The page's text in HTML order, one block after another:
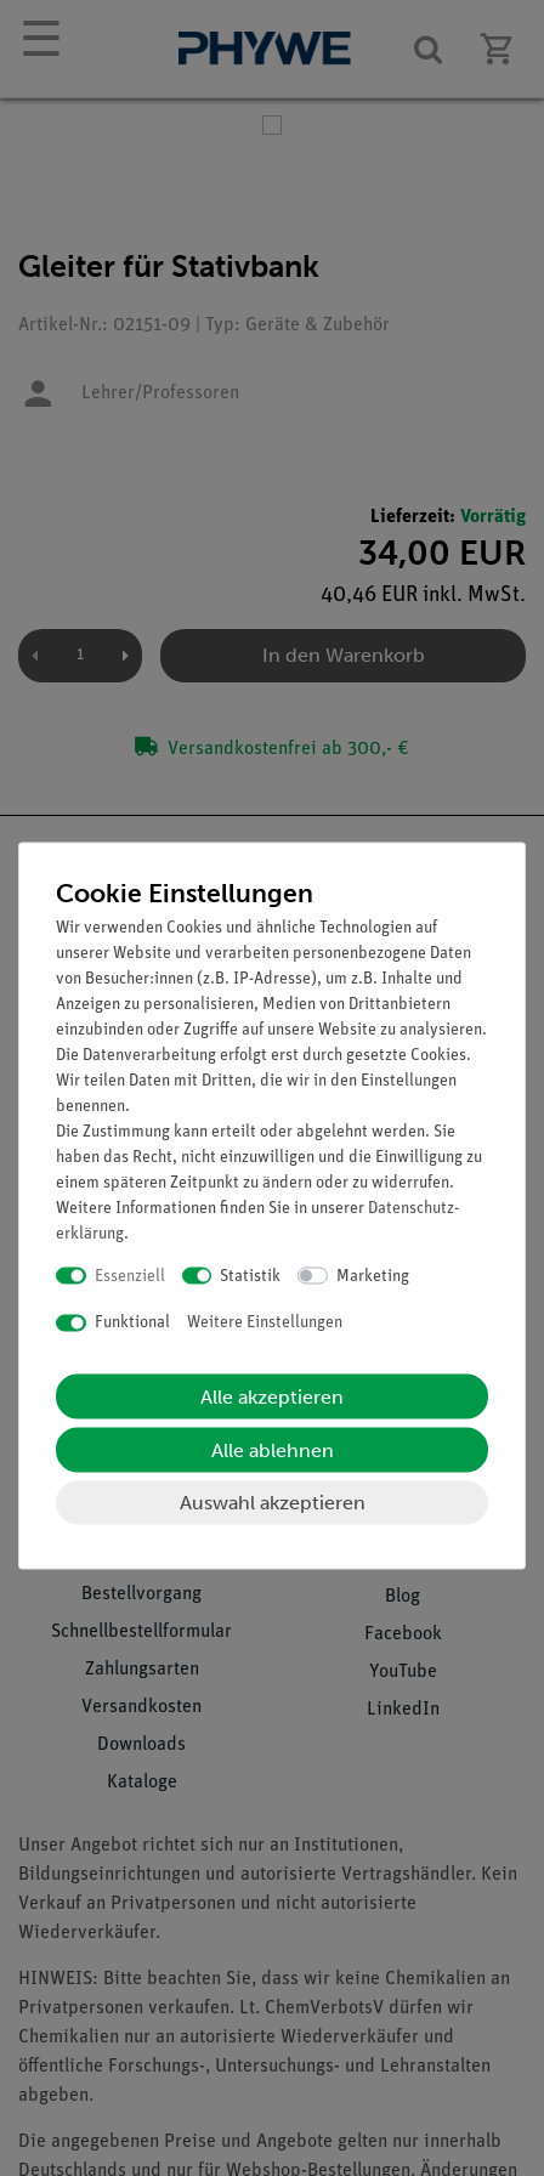
☰
Gleiter für Stativbank
Artikel-Nr.: 02151-09 | Typ: Geräte & Zubehör
Lehrer/Professoren
Lieferzeit: Vorrätig
34,00 EUR
40,46 EUR inkl. MwSt.
In den Warenkorb
Versandkostenfrei ab 300,- €
Nach oben
Informationen
Unternehmen
Projekte und Lösungen
Presse
Stellenangebote
Kontakt
AGB
Service
Übersicht Service
Beratung & Showroom
Inventarisierungs- &
Inbetriebnahme & Schulungen
Download &
Support
Bestellvorgang
Schnellbestellformular
Zahlungsarten
Versandkosten
Downloads
Kataloge
Social Media
Blog
Facebook
YouTube
LinkedIn
Unser Angebot richtet sich nur an Institutionen,
Bildungseinrichtungen und autorisierte Vertragshändler. Kein
Verkauf an Privatpersonen und nicht autorisierte
Wiederverkäufer.
HINWEIS: Bitte beachten Sie, dass wir keine Chemikalien an
Privatpersonen verkaufen. Lt. ChemVerbotsV dürfen wir
Chemikalien nur an autorisierte Wiederverkäufer und
öffentliche Forschungs-, Untersuchungs- und Lehranstalten
abgeben.
Die angegebenen Preise und Angebote gelten nur innerhalb
Deutschlands und nur für Webshop-Bestellungen. Änderungen
Cookie Einstellungen
Wir verwenden Cookies und ähnliche Technologien auf
unserer Website und verarbeiten personenbezogene Daten
von Besucher:innen (z.B. IP-Adresse), um z.B. Inhalte und
Anzeigen zu personalisieren, Medien von Drittanbietern
einzubinden oder Zugriffe auf unsere Website zu analysieren.
Die Datenverarbeitung erfolgt erst durch gesetzte Cookies.
Wir teilen Daten mit Dritten, die wir in den Einstellungen
benennen.
Die Zustimmung kann erteilt oder abgelehnt werden. Sie
haben das Recht, nicht einzuwilligen und die Einwilligung zu
einem späteren Zeitpunkt zu ändern oder zu widerrufen.
Weitere Informationen finden Sie in unserer Daten­schutz­
erklärung.
Essenziell Statistik Marketing
Funktional Weitere Einstellungen
Alle akzeptieren
Alle ablehnen
Auswahl akzeptieren